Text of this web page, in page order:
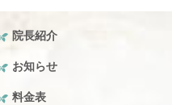
院長紹介
お知らせ
料金表